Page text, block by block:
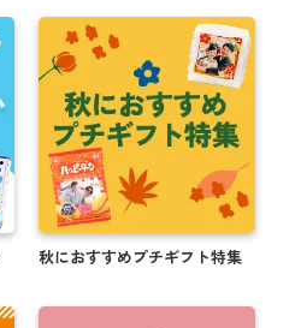
秋におすすめプチギフト特集